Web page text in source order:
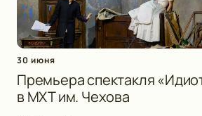
30 июня
Премьера спектакля
в МХТ им. Чехова